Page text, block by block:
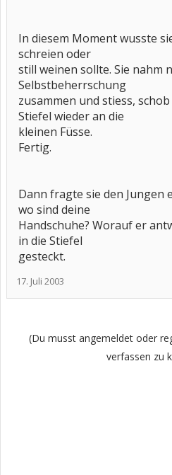
In diesem Moment wusste
schreien oder
still weinen sollte. Sie nahm
Selbstbeherrschung
zusammen und stiess,
Stiefel wieder an die
kleinen Füsse.
Fertig.
Dann fragte sie den Jungen
wo sind deine
Handschuhe? Worauf er
in die Stiefel
gesteckt.
17. Juli 2003
(Du musst angemeldet oder
verfassen zu